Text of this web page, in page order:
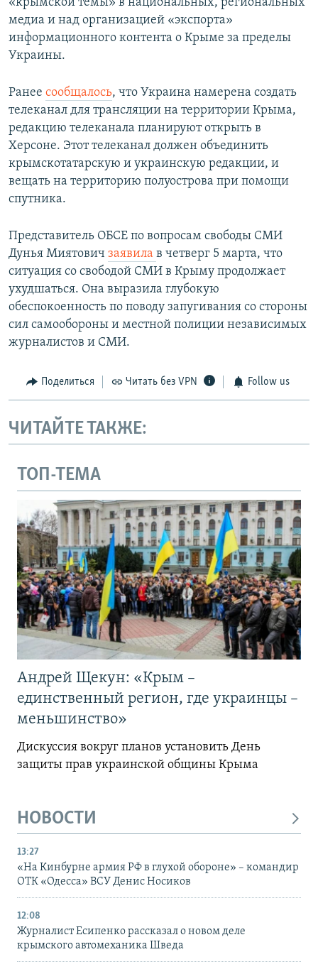
«крымской темы» в национальных, региональных
медиа и над организацией «экспорта»
информационного контента о Крыме за пределы
Украины.
Ранее сообщалось, что Украина намерена создать
телеканал для трансляции на территории Крыма,
редакцию телеканала планируют открыть в
Херсоне. Этот телеканал должен объединить
крымскотатарскую и украинскую редакции, и
вещать на территорию полуострова при помощи
спутника.
Представитель ОБСЕ по вопросам свободы СМИ
Дунья Миятович заявила в четверг 5 марта, что
ситуация со свободой СМИ в Крыму продолжает
ухудшаться. Она выразила глубокую
обеспокоенность по поводу запугивания со стороны
сил самообороны и местной полиции независимых
журналистов и СМИ.
Поделиться Читать без VPN Follow us
ЧИТАЙТЕ ТАКЖЕ:
ТОП-ТЕМА
Андрей Щекун: «Крым –
единственный регион, где украинцы –
меньшинство»
Дискуссия вокруг планов установить День
защиты прав украинской общины Крыма
НОВОСТИ
13:27
«На Кинбурне армия РФ в глухой обороне» – командир
ОТК «Одесса» ВСУ Денис Носиков
12:08
Журналист Есипенко рассказал о новом деле
крымского автомеханика Шведа